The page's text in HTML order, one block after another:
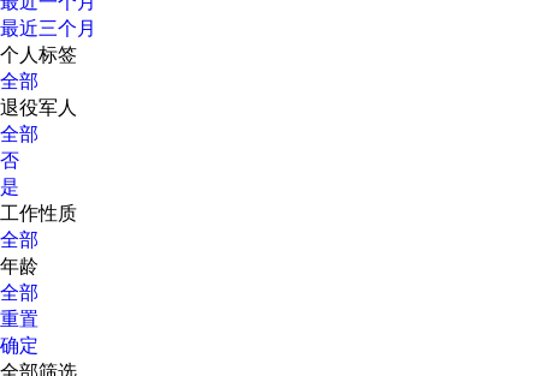
最近三个月
个人标签
全部
退役军人
全部
否
是
工作性质
全部
年龄
全部
重置
确定